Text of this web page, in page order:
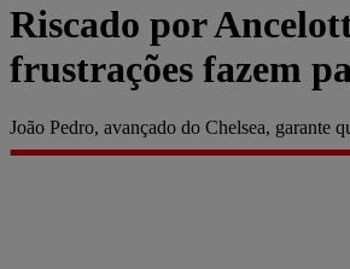
Riscado por
frustrações fazem
João Pedro, avançado do Chelsea, garante